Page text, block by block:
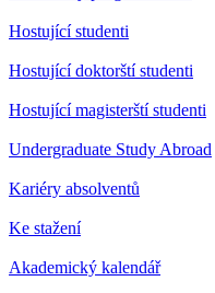
Hostující studenti
Hostující doktorští studenti
Hostující magisterští studenti
Undergraduate Study Abroad
Kariéry absolventů
Ke stažení
Akademický kalendář